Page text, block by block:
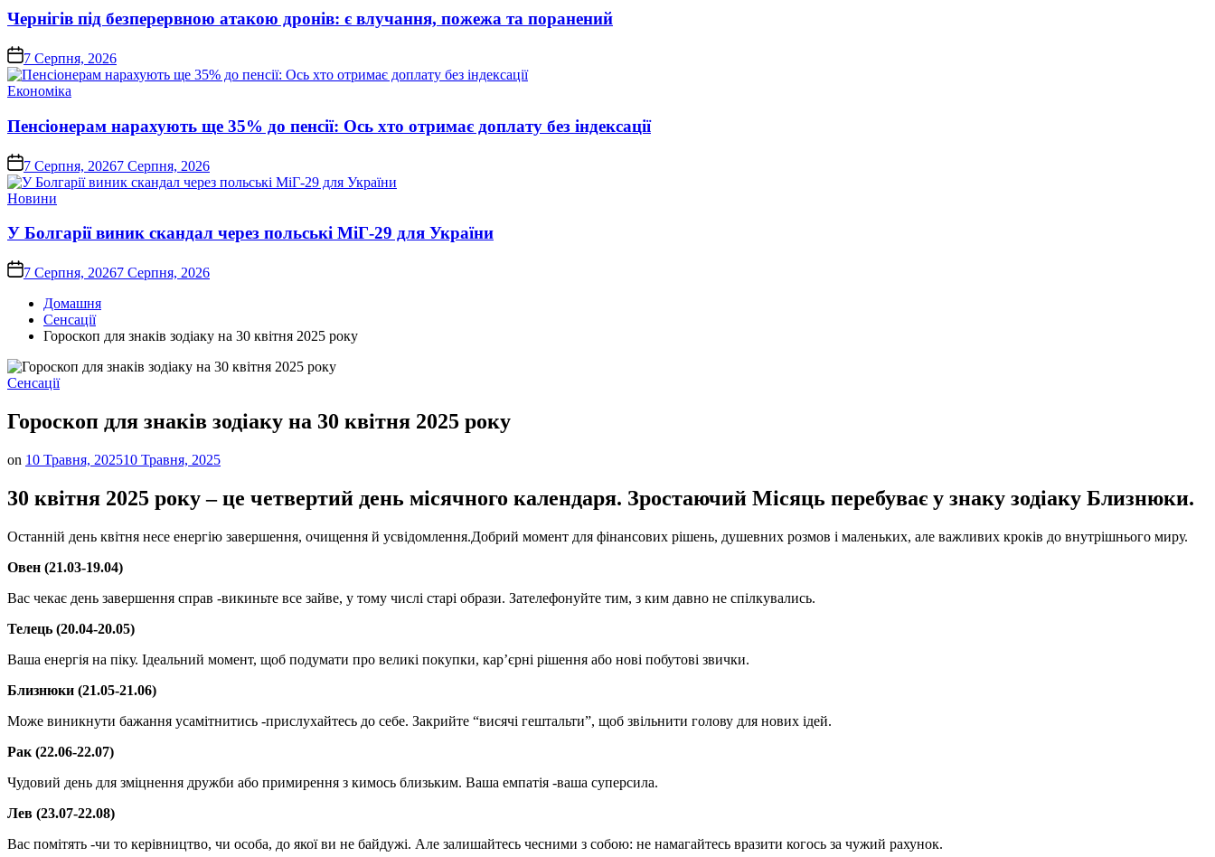
Чернігів під безперервною атакою дронів: є влучання, пожежа та поранений
on 7 Серпня, 2026
Опублікувати
Економіка
Пенсіонерам нарахують ще 35% до пенсії: Ось хто отримає доплату без індексації
on 7 Серпня, 20267 Серпня, 2026
Опублікувати
Новини
У Болгарії виник скандал через польські МіГ-29 для України
on 7 Серпня, 20267 Серпня, 2026
Домашня
Сенсації
Гороскоп для знаків зодіаку на 30 квітня 2025 року
Опублікувати
Сенсації
Гороскоп для знаків зодіаку на 30 квітня 2025 року
on 10 Травня, 202510 Травня, 2025
30 квітня 2025 року – це четвертий день місячного календаря. Зростаючий Місяць перебуває у знаку зодіаку Близнюки.
Останній день квітня несе енергію завершення, очищення й усвідомлення.Добрий момент для фінансових рішень, душевних розмов і маленьких, але важливих кроків до внутрішнього миру.
Овен (21.03-19.04)
Вас чекає день завершення справ -викиньте все зайве, у тому числі старі образи. Зателефонуйте тим, з ким давно не спілкувались.
Телець (20.04-20.05)
Ваша енергія на піку. Ідеальний момент, щоб подумати про великі покупки, кар’єрні рішення або нові побутові звички.
Близнюки (21.05-21.06)
Може виникнути бажання усамітнитись -прислухайтесь до себе. Закрийте “висячі гештальти”, щоб звільнити голову для нових ідей.
Рак (22.06-22.07)
Чудовий день для зміцнення дружби або примирення з кимось близьким. Ваша емпатія -ваша суперсила.
Лев (23.07-22.08)
Вас помітять -чи то керівництво, чи особа, до якої ви не байдужі. Але залишайтесь чесними з собою: не намагайтесь вразити когось за чужий рахунок.